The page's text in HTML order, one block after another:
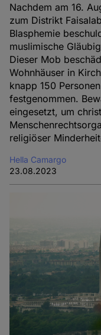
Nachdem am 16.
zum Distrikt
Blasphemie
muslimische
Dieser Mob
Wohnhäuser in
knapp 150
festgenommen.
eingesetzt, um
religiöser
Hella Camargo
23.08.2023